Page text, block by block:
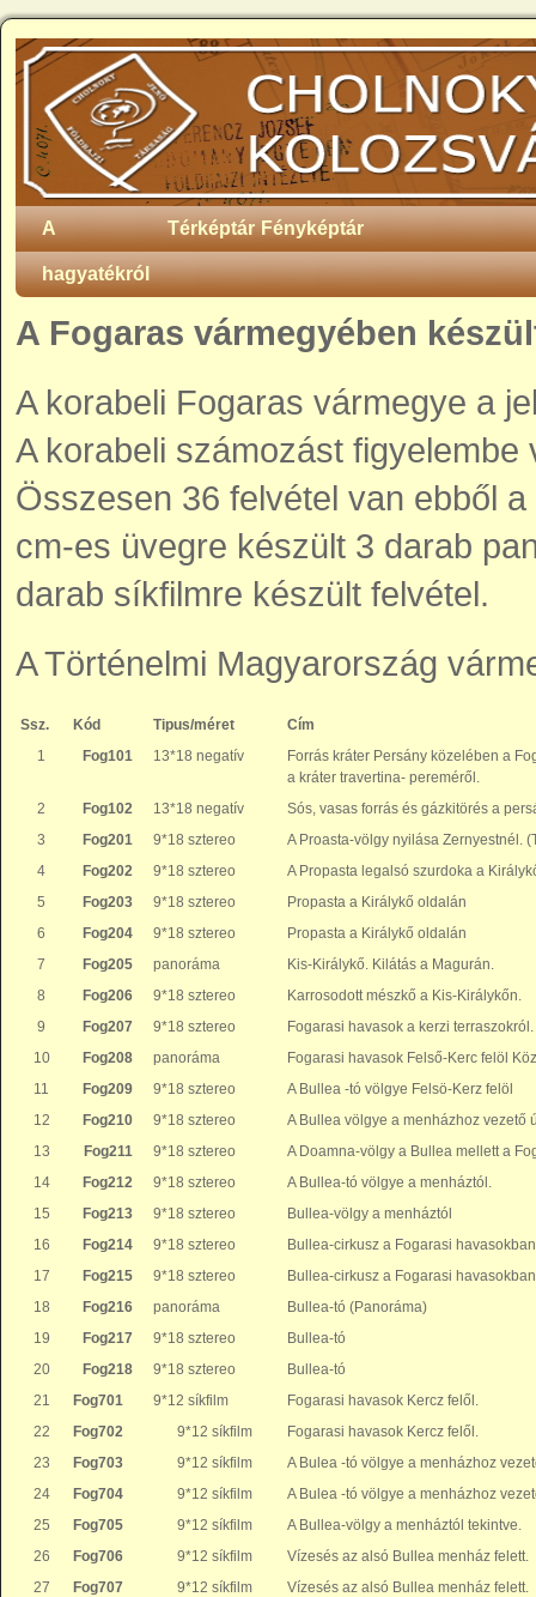
A
hagyatékról
Térképtár Fényképtár
A Fogaras vármegyében
A korabeli Fogaras vármegye a
A korabeli számozást
Összesen 36 felvétel van ebből
cm-es üvegre készült 3 darab
darab síkfilmre készült felvétel.
A Történelmi Magyarország
Ssz. Kód Tipus/méret
Cím
1
Fog101 13*18 negatív
Forrás kráter Persány közelében a
a kráter travertina- pereméről.
2
Fog102 13*18 negatív
Sós, vasas forrás és gázkitörés a
3
Fog201 9*18 sztereo
A Proasta-völgy nyilása Zernyestnél.
4
Fog202 9*18 sztereo
A Propasta legalsó szurdoka a
5
Fog203 9*18 sztereo
Propasta a Királykő oldalán
6
Fog204 9*18 sztereo
Propasta a Királykő oldalán
7
Fog205 panoráma
Kis-Királykő. Kilátás a Magurán.
8
Fog206 9*18 sztereo
Karrosodott mészkő a Kis-Királykőn.
9
Fog207 9*18 sztereo
Fogarasi havasok a kerzi terraszokról.
10
Fog208 panoráma
Fogarasi havasok Felső-Kerc felöl
11
Fog209 9*18 sztereo
A Bullea -tó völgye Felsö-Kerz felöl
12
Fog210 9*18 sztereo
A Bullea völgye a menházhoz vezető
13
Fog211 9*18 sztereo
A Doamna-völgy a Bullea mellett a
14
Fog212 9*18 sztereo
A Bullea-tó völgye a menháztól.
15
Fog213 9*18 sztereo
Bullea-völgy a menháztól
16
Fog214 9*18 sztereo
Bullea-cirkusz a Fogarasi
17
Fog215 9*18 sztereo
Bullea-cirkusz a Fogarasi
18
Fog216 panoráma
Bullea-tó (Panoráma)
19
Fog217 9*18 sztereo
Bullea-tó
20
Fog218 9*18 sztereo
Bullea-tó
21
Fog701 9*12 síkfilm
Fogarasi havasok Kercz felől.
22
Fog702 9*12 síkfilm
Fogarasi havasok Kercz felől.
23
Fog703 9*12 síkfilm
A Bulea -tó völgye a menházhoz
24
Fog704 9*12 síkfilm
A Bulea -tó völgye a menházhoz
25
Fog705 9*12 síkfilm
A Bullea-völgy a menháztól tekintve.
26
Fog706 9*12 síkfilm
Vízesés az alsó Bullea menház felett.
27
Fog707 9*12 síkfilm
Vízesés az alsó Bullea menház felett.